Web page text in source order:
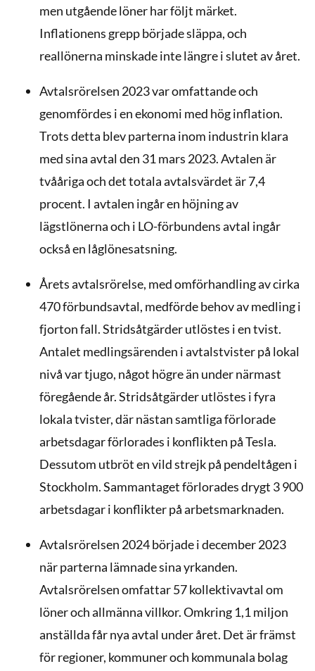
men utgående löner har följt märket.
Inflationens grepp började släppa, och
reallönerna minskade inte längre i slutet av året.
Avtalsrörelsen 2023 var omfattande och
genomfördes i en ekonomi med hög inflation.
Trots detta blev parterna inom industrin klara
med sina avtal den 31 mars 2023. Avtalen är
tvååriga och det totala avtalsvärdet är 7,4
procent. I avtalen ingår en höjning av
lägstlönerna och i LO-förbundens avtal ingår
också en låglönesatsning.
Årets avtalsrörelse, med omförhandling av cirka
470 förbundsavtal, medförde behov av medling i
fjorton fall. Stridsåtgärder utlöstes i en tvist.
Antalet medlingsärenden i avtalstvister på lokal
nivå var tjugo, något högre än under närmast
föregående år. Stridsåtgärder utlöstes i fyra
lokala tvister, där nästan samtliga förlorade
arbetsdagar förlorades i konflikten på Tesla.
Dessutom utbröt en vild strejk på pendeltågen i
Stockholm. Sammantaget förlorades drygt 3 900
arbetsdagar i konflikter på arbetsmarknaden.
Avtalsrörelsen 2024 började i december 2023
när parterna lämnade sina yrkanden.
Avtalsrörelsen omfattar 57 kollektivavtal om
löner och allmänna villkor. Omkring 1,1 miljon
anställda får nya avtal under året. Det är främst
för regioner, kommuner och kommunala bolag